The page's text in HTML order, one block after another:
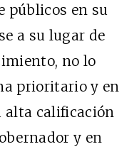
públicos en su
a su lugar de
no lo
prioritario y en
alta calificación
y en